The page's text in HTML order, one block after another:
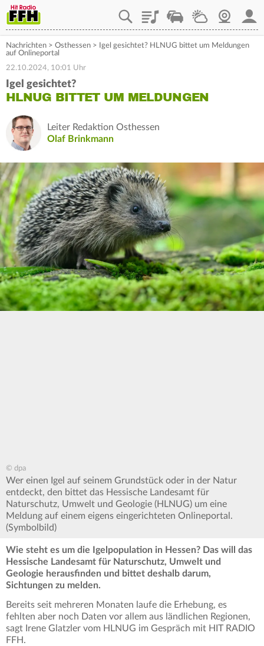
PlaylistStaupilotWetterWebcam
Nachrichten > Osthessen >
Igel gesichtet? HLNUG bittet um Meldungen
auf Onlineportal
22.10.2024, 10:01 Uhr
Igel gesichtet?
HLNUG BITTET UM MELDUNGEN
Leiter Redaktion Osthessen
Olaf Brinkmann
© dpa
Wer einen Igel auf seinem Grundstück oder in der Natur
entdeckt, den bittet das Hessische Landesamt für
Naturschutz, Umwelt und Geologie (HLNUG) um eine
Meldung auf einem eigens eingerichteten Onlineportal.
(Symbolbild)
Wie steht es um die Igelpopulation in Hessen? Das will das
Hessische Landesamt für Naturschutz, Umwelt und
Geologie herausfinden und bittet deshalb darum,
Sichtungen zu melden.
Bereits seit mehreren Monaten laufe die Erhebung, es
fehlten aber noch Daten vor allem aus ländlichen Regionen,
sagt Irene Glatzler vom HLNUG im Gespräch mit HIT RADIO
FFH.